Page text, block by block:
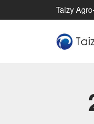
Taizy